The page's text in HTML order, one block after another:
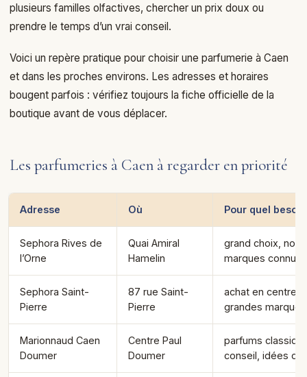
plusieurs familles olfactives, chercher un prix doux ou
prendre le temps d’un vrai conseil.
Voici un repère pratique pour choisir une parfumerie à Caen
et dans les proches environs. Les adresses et horaires
bougent parfois : vérifiez toujours la fiche officielle de la
boutique avant de vous déplacer.
Les parfumeries à Caen à regarder en priorité
Adresse Où Pour quel besoin
Sephora Rives de
l’Orne
Quai Amiral
Hamelin
grand choix,
marques connues
Sephora Saint-
Pierre
87 rue Saint-
Pierre
achat en centre-
grandes
Marionnaud Caen
Doumer
Centre Paul
Doumer
parfums
conseil, idées